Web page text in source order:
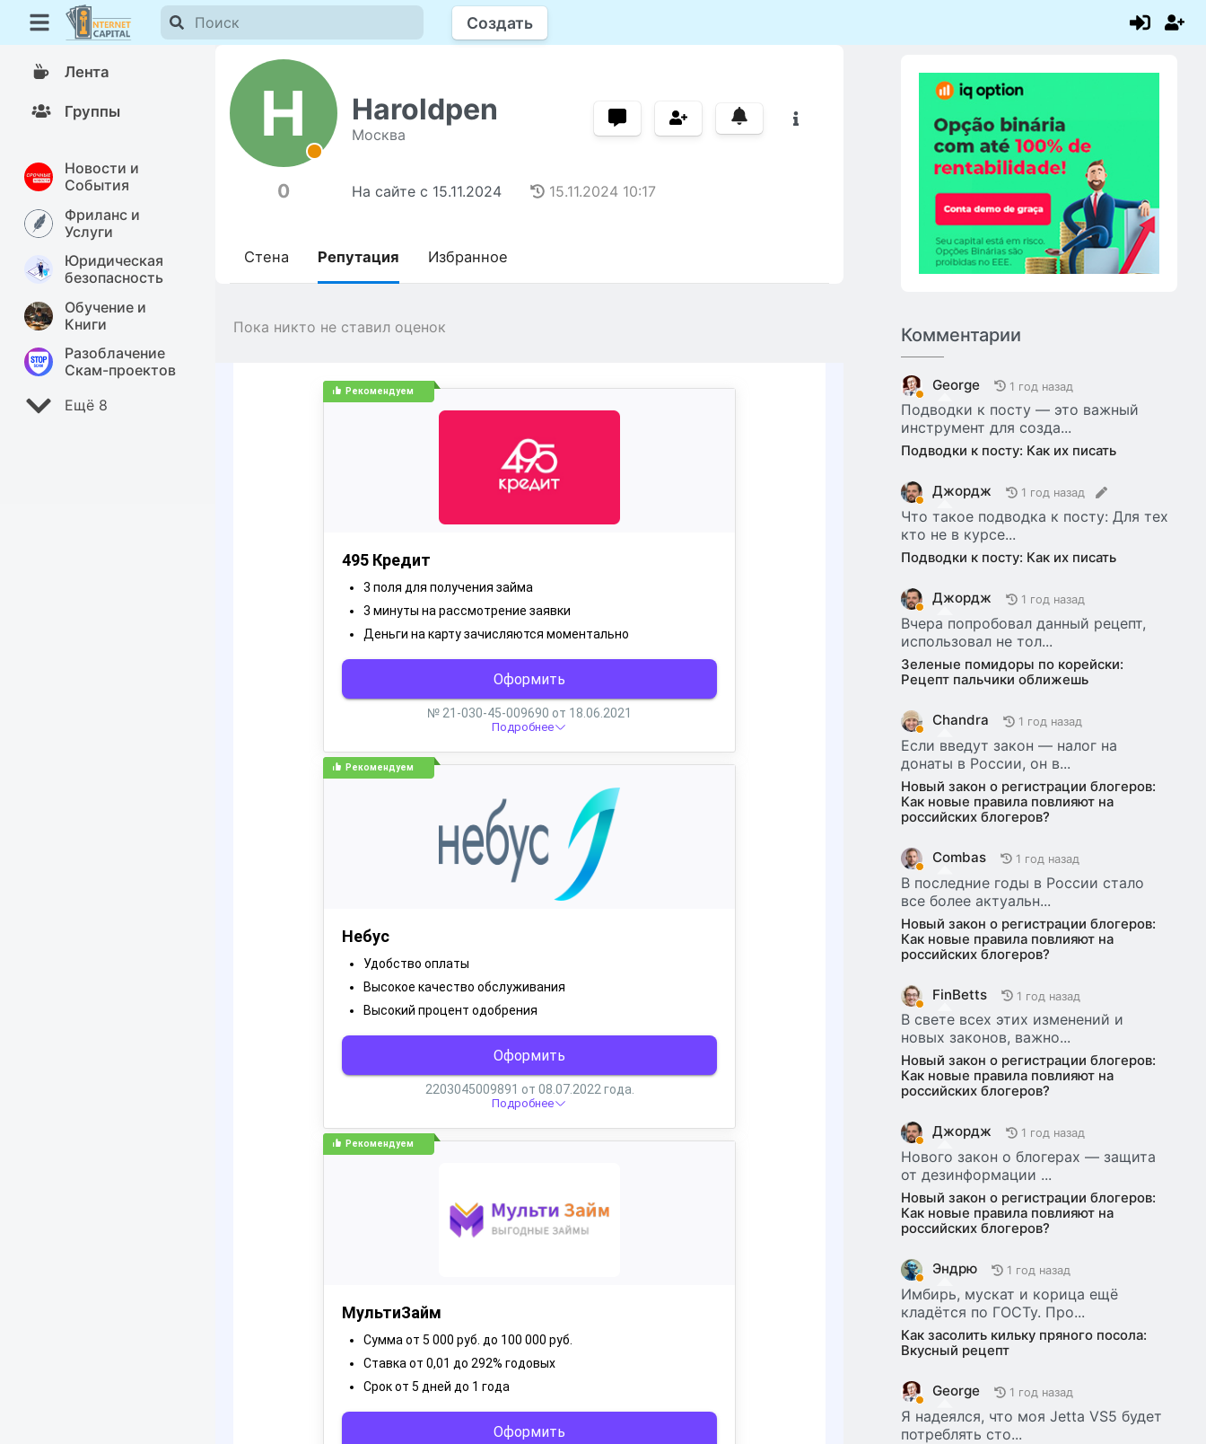
Создать
Лента
Группы
Новости и
События
Фриланс и
Услуги
Юридическая
безопасность
Обучение и
Книги
Разоблачение
Скам-проектов
Ещё 8
H Haroldpen
Москва
0 На сайте с 15.11.2024 15.11.2024 10:17
Стена Репутация Избранное
Пока никто не ставил оценок Комментарии
George 1 год назад
Подводки к посту — это важный
инструмент для созда...
Подводки к посту: Как их писать
Джордж 1 год назад
Что такое подводка к посту: Для тех
кто не в курсе...
Подводки к посту: Как их писать
Джордж 1 год назад
Вчера попробовал данный рецепт,
использовал не тол...
Зеленые помидоры по корейски:
Рецепт пальчики оближешь
Chandra 1 год назад
Если введут закон — налог на
донаты в России, он в...
Новый закон о регистрации блогеров:
Как новые правила повлияют на
российских блогеров?
Combas 1 год назад
В последние годы в России стало
все более актуальн...
Новый закон о регистрации блогеров:
Как новые правила повлияют на
российских блогеров?
FinBetts 1 год назад
В свете всех этих изменений и
новых законов, важно...
Новый закон о регистрации блогеров:
Как новые правила повлияют на
российских блогеров?
Джордж 1 год назад
Нового закон о блогерах — защита
от дезинформации ...
Новый закон о регистрации блогеров:
Как новые правила повлияют на
российских блогеров?
Эндрю 1 год назад
Имбирь, мускат и корица ещё
кладётся по ГОСТу. Про...
Как засолить кильку пряного посола:
Вкусный рецепт
George 1 год назад
Я надеялся, что моя Jetta VS5 будет
потреблять сто...